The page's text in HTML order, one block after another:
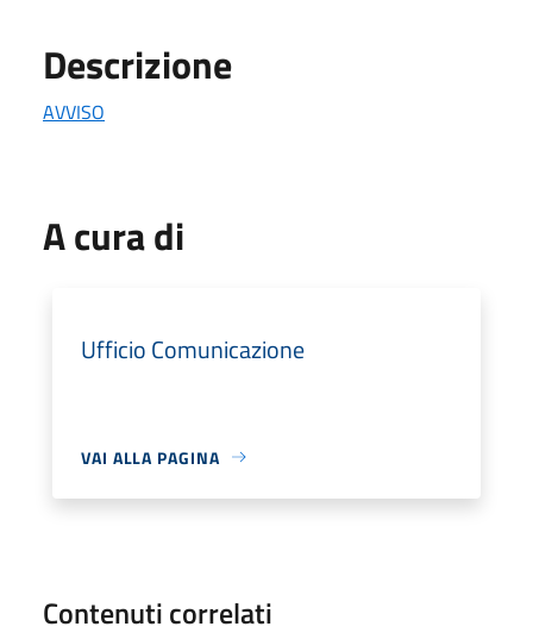
Descrizione
AVVISO
A cura di
Ufficio Comunicazione
VAI ALLA PAGINA
Contenuti correlati